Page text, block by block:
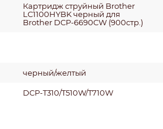
Картридж струйный Brother
LC1100HYBK черный для
Brother DCP-6690CW (900стр.)
черный/желтый
DCP-T310/T510W/T710W